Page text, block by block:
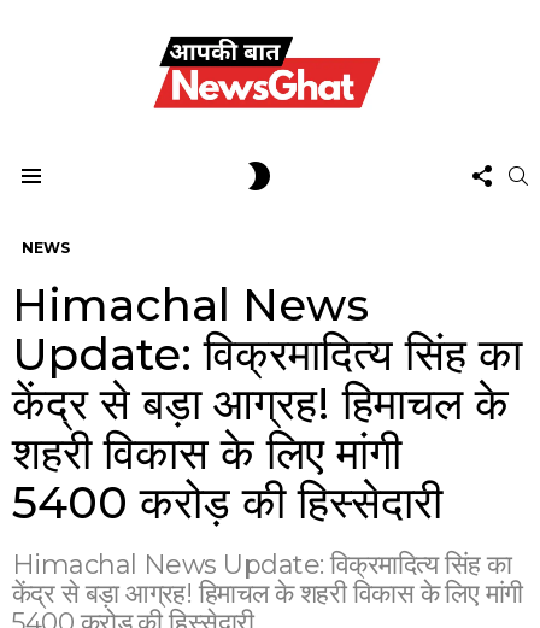
US
NEWS
Himachal News
Update: विक्रमादित्य सिंह का
केंद्र से बड़ा आग्रह! हिमाचल के
शहरी विकास के लिए मांगी
₹5400 करोड़ की हिस्सेदारी
Himachal News Update: विक्रमादित्य सिंह का
केंद्र से बड़ा आग्रह! हिमाचल के शहरी विकास के लिए मांगी